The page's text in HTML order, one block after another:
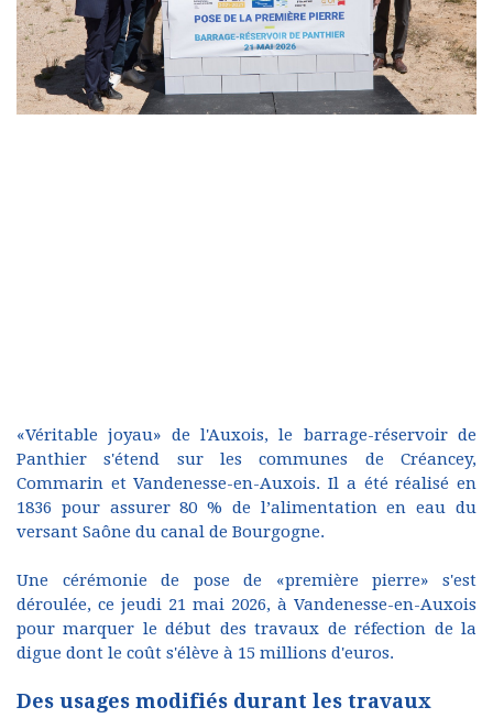
«Véritable joyau» de l'Auxois, le barrage-réservoir de
Panthier s'étend sur les communes de Créancey,
Commarin et Vandenesse-en-Auxois. Il a été réalisé en
1836 pour assurer 80 % de l’alimentation en eau du
versant Saône du canal de Bourgogne.
Une cérémonie de pose de «première pierre» s'est
déroulée, ce jeudi 21 mai 2026, à Vandenesse-en-Auxois
pour marquer le début des travaux de réfection de la
digue dont le coût s'élève à 15 millions d'euros.
Des usages modifiés durant les travaux